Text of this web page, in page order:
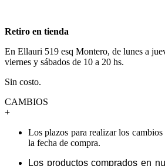
Retiro en tienda
En Ellauri 519 esq Montero, de lunes a
viernes y sábados de 10 a 20 hs.
Sin costo.
CAMBIOS
+
Los plazos para realizar los
la fecha de compra.
Los productos comprados en